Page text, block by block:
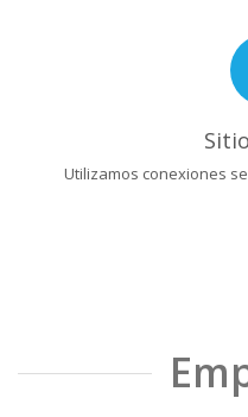
Utilizamos conexiones